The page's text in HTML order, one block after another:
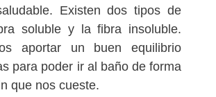
Existen dos tipos de
soluble y la fibra insoluble.
aportar un buen equilibrio
para poder ir al baño de forma
que nos cueste.